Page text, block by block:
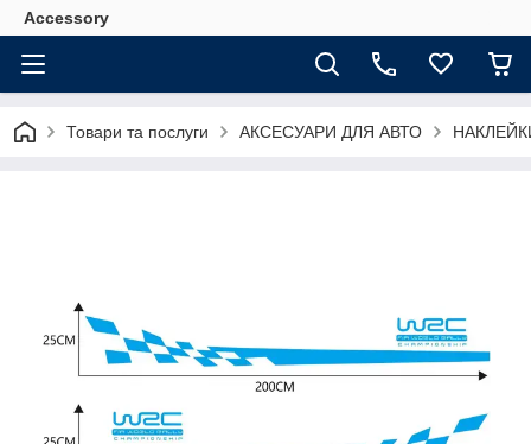
Accessory
Товари та послуги АКСЕСУАРИ ДЛЯ АВТО